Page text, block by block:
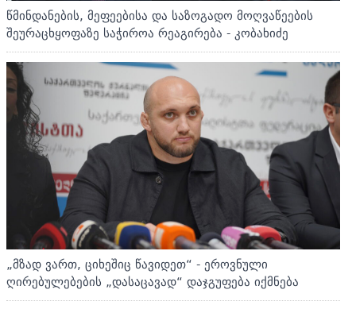
წმინდანების, მეფეებისა და საზოგადო მოღვაწეების
შეურაცხყოფაზე საჭიროა რეაგირება - კობახიძე
„მზად ვართ, ციხეშიც წავიდეთ“ - ეროვნული
ღირებულებების „დასაცავად“ დაჯგუფება იქმნება